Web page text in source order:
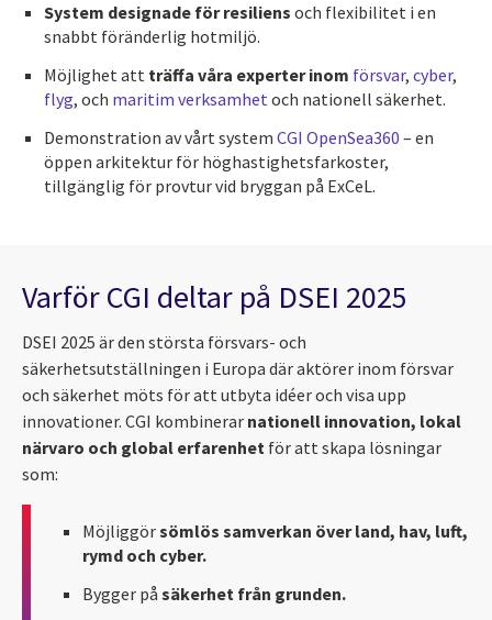
System designade för resiliens och flexibilitet i en
snabbt föränderlig hotmiljö.
Möjlighet att träffa våra experter inom försvar, cyber,
flyg, och maritim verksamhet och nationell säkerhet.
Demonstration av vårt system CGI OpenSea360 – en
öppen arkitektur för höghastighetsfarkoster,
tillgänglig för provtur vid bryggan på ExCeL.
Varför CGI deltar på DSEI 2025
DSEI 2025 är den största försvars- och
säkerhetsutställningen i Europa där aktörer inom försvar
och säkerhet möts för att utbyta idéer och visa upp
innovationer. CGI kombinerar nationell innovation, lokal
närvaro och global erfarenhet för att skapa lösningar
som:
Möjliggörsömlös samverkan över land, hav, luft,
rymd och cyber.
Bygger på säkerhet från grunden.